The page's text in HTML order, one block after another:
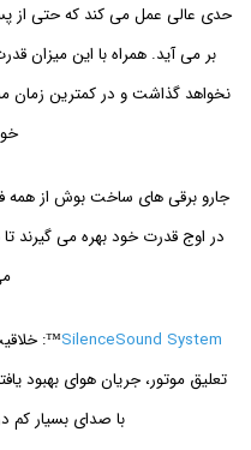
حدی عالی عمل می کند که حتی از
بر می آید. همراه با این میزان
نخواهد گذاشت و در کمترین زمان
جارو برقی های ساخت بوش از همه
در اوج قدرت خود بهره می گیرند
SilenceSound System
™:
تعلیق موتور، جریان هوای بهبود
با صدای بسیار کم در سطح